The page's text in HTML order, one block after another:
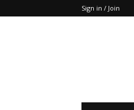
Sign in / Join